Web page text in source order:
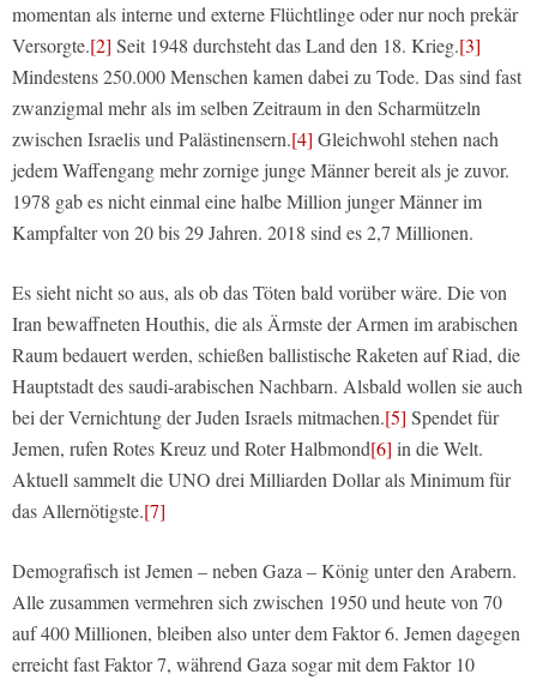
momentan als interne und externe Flüchtlinge oder nur noch prekär
Versorgte.[2] Seit 1948 durchsteht das Land den 18. Krieg.[3]
Mindestens 250.000 Menschen kamen dabei zu Tode. Das sind fast
zwanzigmal mehr als im selben Zeitraum in den Scharmützeln
zwischen Israelis und Palästinensern.[4] Gleichwohl stehen nach
jedem Waffengang mehr zornige junge Männer bereit als je zuvor.
1978 gab es nicht einmal eine halbe Million junger Männer im
Kampfalter von 20 bis 29 Jahren. 2018 sind es 2,7 Millionen.
Es sieht nicht so aus, als ob das Töten bald vorüber wäre. Die von
Iran bewaffneten Houthis, die als Ärmste der Armen im arabischen
Raum bedauert werden, schießen ballistische Raketen auf Riad, die
Hauptstadt des saudi-arabischen Nachbarn. Alsbald wollen sie auch
bei der Vernichtung der Juden Israels mitmachen.[5] Spendet für
Jemen, rufen Rotes Kreuz und Roter Halbmond[6] in die Welt.
Aktuell sammelt die UNO drei Milliarden Dollar als Minimum für
das Allernötigste.[7]
Demografisch ist Jemen – neben Gaza – König unter den Arabern.
Alle zusammen vermehren sich zwischen 1950 und heute von 70
auf 400 Millionen, bleiben also unter dem Faktor 6. Jemen dagegen
erreicht fast Faktor 7, während Gaza sogar mit dem Faktor 10